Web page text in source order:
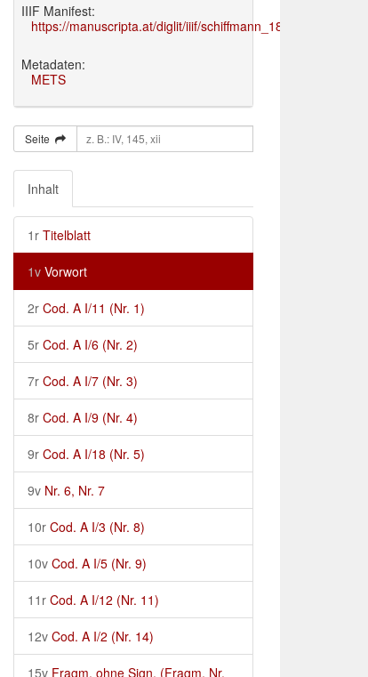
IIIF Manifest:
https://manuscripta.at/diglit/iiif/schiffmann_1895/manifest.json
Metadaten:
METS
Seite
Inhalt
1r Titelblatt
1v Vorwort
2r Cod. A I/11 (Nr. 1)
5r Cod. A I/6 (Nr. 2)
7r Cod. A I/7 (Nr. 3)
8r Cod. A I/9 (Nr. 4)
9r Cod. A I/18 (Nr. 5)
9v Nr. 6, Nr. 7
10r Cod. A I/3 (Nr. 8)
10v Cod. A I/5 (Nr. 9)
11r Cod. A I/12 (Nr. 11)
12v Cod. A I/2 (Nr. 14)
15v Fragm. ohne Sign. (Fragm. Nr.